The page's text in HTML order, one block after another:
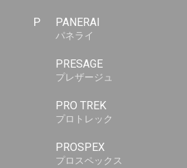
P PANERAI
パネライ
PRESAGE
プレザージュ
PRO TREK
プロトレック
PROSPEX
プロスペックス